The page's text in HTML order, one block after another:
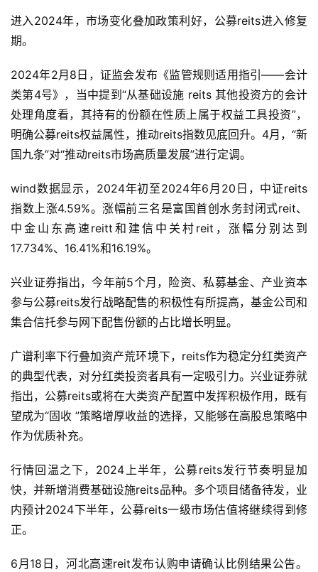
进入2024年，市场变化叠加政策利好，公募reits进入修复
期。
2024年2月8日，证监会发布《监管规则适用指引——会计
类第4号》，当中提到“从基础设施 reits 其他投资方的会计
处理角度看，其持有的份额在性质上属于权益工具投资”，
明确公募reits权益属性，推动reits指数见底回升。4月，“新
国九条”对“推动reits市场高质量发展”进行定调。
wind数据显示，2024年初至2024年6月20日，中证reits
指数上涨4.59%。涨幅前三名是富国首创水务封闭式reit、
中金山东高速reitt和建信中关村reit，涨幅分别达到
17.734%、16.41%和16.19%。
兴业证券指出，今年前5个月，险资、私募基金、产业资本
参与公募reits发行战略配售的积极性有所提高，基金公司和
集合信托参与网下配售份额的占比增长明显。
广谱利率下行叠加资产荒环境下，reits作为稳定分红类资产
的典型代表，对分红类投资者具有一定吸引力。兴业证券就
指出，公募reits或将在大类资产配置中发挥积极作用，既有
望成为“固收 ”策略增厚收益的选择，又能够在高股息策略中
作为优质补充。
行情回温之下，2024上半年，公募reits发行节奏明显加
快，并新增消费基础设施reits品种。多个项目储备待发，业
内预计2024下半年，公募reits一级市场估值将继续得到修
正。
6月18日，河北高速reit发布认购申请确认比例结果公告。